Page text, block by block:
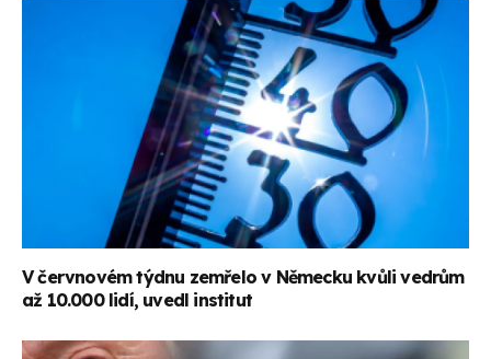
V červnovém týdnu zemřelo v Německu kvůli vedrům
až 10.000 lidí, uvedl institut